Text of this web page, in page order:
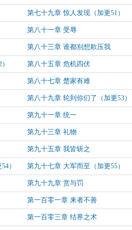
第七十九章 惊人发现（加更51）
第八十一章 受辱
第八十三章 谁都别想欺压我
第八十五章 危机四伏
第八十七章 楚家有难
第八十九章 轮到你们了（加更53）
第九十一章 统一
第九十三章 礼物
第九十五章 我皆斩之
） 第九十七章 大军而至（加更55）
第九十九章 赏与罚
第一百零一章 来者不善
第一百零三章 结界之术